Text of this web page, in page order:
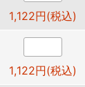
1,122円(税込)
1,122円(税込)